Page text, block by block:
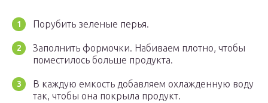
Порубить зеленые перья.
Заполнить формочки. Набиваем плотно, чтобы
поместилось больше продукта.
В каждую емкость добавляем охлажденную воду
так, чтобы она покрыла продукт.